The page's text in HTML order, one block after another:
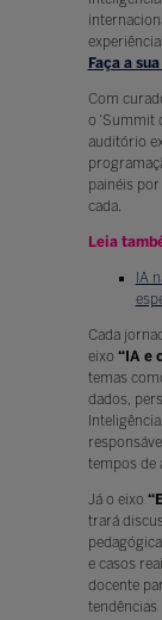
Faça a
Com
o ‘Summit
auditório
painéis
cada.
Leia
IA
Cada
eixo “IA e
temas
dados,
tempos de
Já o eixo
trará
e casos
docente
tendências